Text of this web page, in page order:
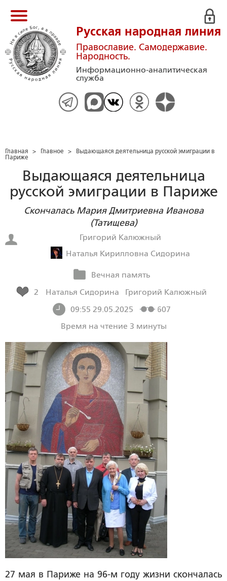
Русская народная линия
Православие. Самодержавие.
Народность.
Информационно-аналитическая
служба
Главная > Главное >
Выдающаяся деятельница русской эмиграции в
Париже
Выдающаяся деятельница
русской эмиграции в Париже
Скончалась Мария Дмитриевна Иванова
(Татищева)
Григорий Калюжный
Наталья Кирилловна Сидорина
Вечная память
2
Наталья Сидорина
Григорий Калюжный
09:55 29.05.2025
607
Время на чтение 3 минуты
27 мая в Париже на 96-м году жизни скончалась